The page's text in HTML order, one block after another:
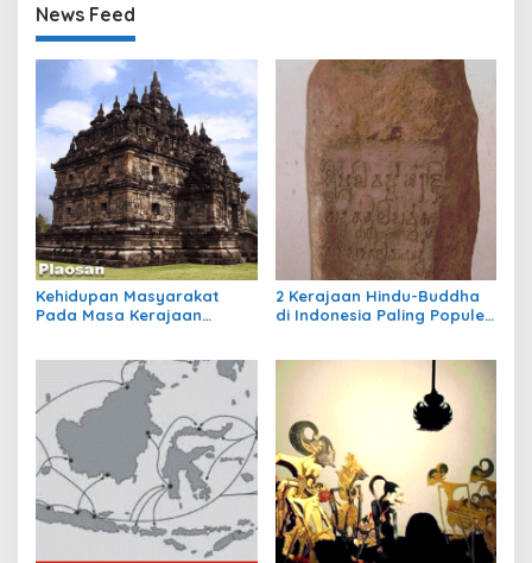
News Feed
Kehidupan Masyarakat
Pada Masa Kerajaan
2 Kerajaan Hindu-Buddha
di Indonesia Paling Populer